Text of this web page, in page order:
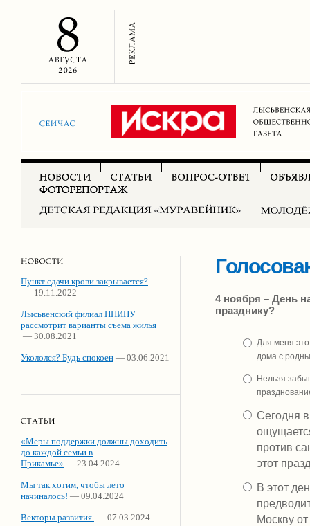
Пункт сдачи крови закрывается?
— 19.11.2022
Лысьвенский филиал ПНИПУ
рассмотрит варианты съема жилья
— 30.08.2021
Укололся? Будь спокоен — 03.06.2021
«Меры поддержки должны доходить
до каждой семьи в
Прикамье» — 23.04.2024
Мы так хотим, чтобы лето
начиналось! — 09.04.2024
Векторы развития — 07.03.2024
4 ноября – День
празднику?
Для меня
дома с
Нельзя
Сегодня в
против
этот
В этот
Москву